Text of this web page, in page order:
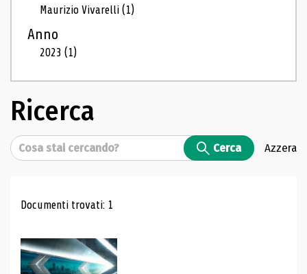
Maurizio Vivarelli(1)
Anno
2023(1)
Ricerca
Cerca Cerca Azzera
Risultati di ricerca
Documenti trovati: 1